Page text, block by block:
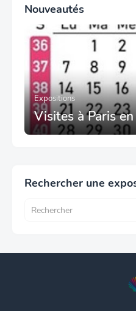
Nouveautés
Expositions
Visites à Paris
Rechercher une